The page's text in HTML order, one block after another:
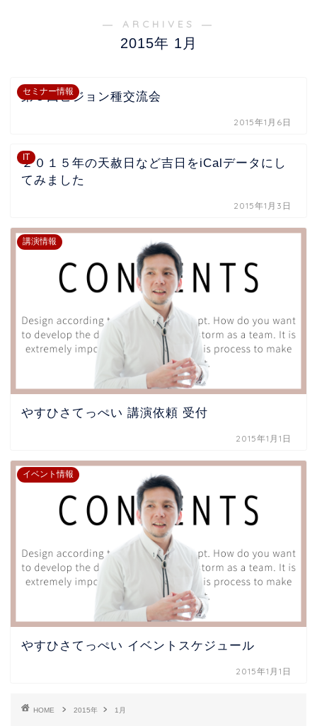
― ARCHIVES ―
2015年 1月
セミナー情報
第５回ビジョン種交流会
2015年1月6日
IT
２０１５年の天赦日など吉日をiCalデータにし
てみました
2015年1月3日
講演情報
やすひさてっぺい 講演依頼 受付
2015年1月1日
イベント情報
やすひさてっぺい イベントスケジュール
2015年1月1日
HOME 2015年 1月